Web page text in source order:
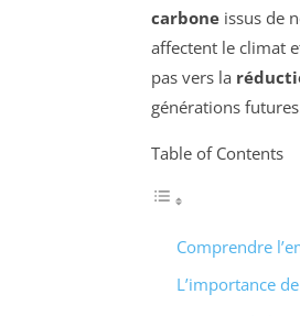
carbone issus de
affectent le climat
pas vers la
générations
Table of Contents
Comprendre
L’importance